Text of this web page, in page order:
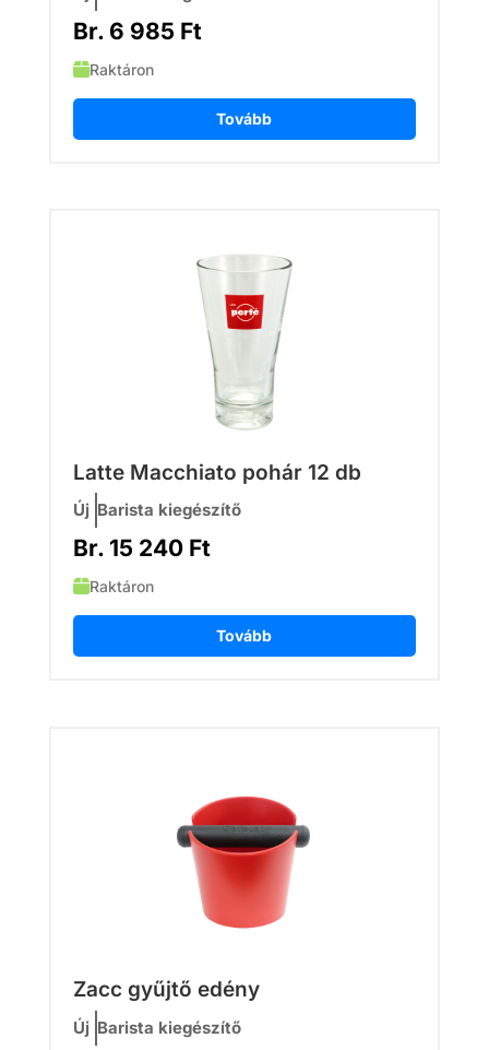
Br. 6 985 Ft
Tovább
Raktáron
Latte Macchiato pohár 12 db
Új Barista kiegészítő
Br. 15 240 Ft
Tovább
Raktáron
Zacc gyűjtő edény
Új Barista kiegészítő